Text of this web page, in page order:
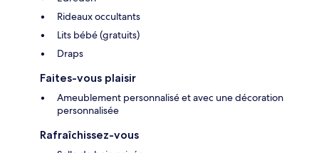
Rideaux occultants
Lits bébé (gratuits)
Draps
Faites-vous plaisir
Ameublement personnalisé et avec une décoration
personnalisée
Rafraîchissez-vous